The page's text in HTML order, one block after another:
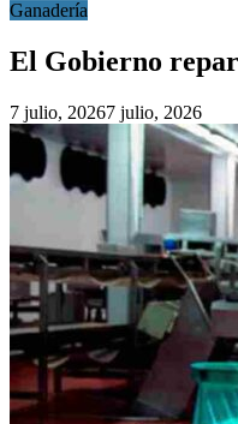
Ganadería
El Gobierno
7 julio, 20267 julio, 2026